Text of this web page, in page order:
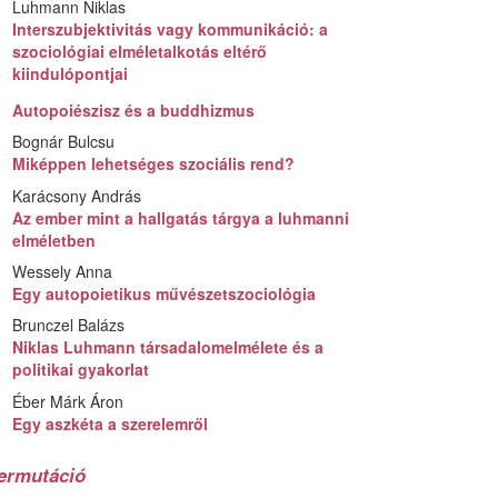
Luhmann Niklas
Interszubjektivitás vagy kommunikáció: a
szociológiai elméletalkotás eltérő
kiindulópontjai
Autopoiészisz és a buddhizmus
Bognár Bulcsu
Miképpen lehetséges szociális rend?
Karácsony András
Az ember mint a hallgatás tárgya a luhmanni
elméletben
Wessely Anna
Egy autopoietikus művészetszociológia
Brunczel Balázs
Niklas Luhmann társadalomelmélete és a
politikai gyakorlat
Éber Márk Áron
Egy aszkéta a szerelemről